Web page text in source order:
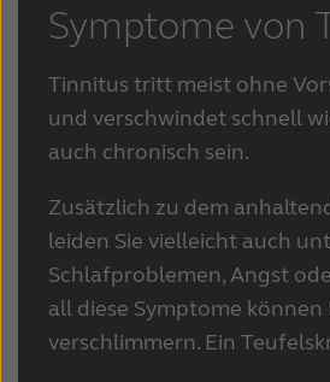
Symptome von
Tinnitus tritt meist ohne
und verschwindet schnell
auch chronisch sein.
Zusätzlich zu dem
leiden Sie vielleicht auch
Schlafproblemen, Angst
all diese Symptome
verschlimmern. Ein